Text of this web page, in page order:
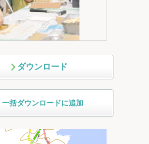
ダウンロード
一括ダウンロードに追加